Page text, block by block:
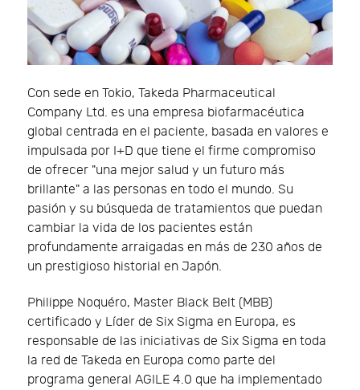
Con sede en Tokio, Takeda Pharmaceutical
Company Ltd. es una empresa biofarmacéutica
global centrada en el paciente, basada en valores e
impulsada por I+D que tiene el firme compromiso
de ofrecer "una mejor salud y un futuro más
brillante" a las personas en todo el mundo. Su
pasión y su búsqueda de tratamientos que puedan
cambiar la vida de los pacientes están
profundamente arraigadas en más de 230 años de
un prestigioso historial en Japón.
Philippe Noquéro, Master Black Belt (MBB)
certificado y Líder de Six Sigma en Europa, es
responsable de las iniciativas de Six Sigma en toda
la red de Takeda en Europa como parte del
programa general AGILE 4.0 que ha implementado